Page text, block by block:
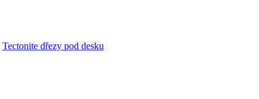
Tectonite dřezy pod desku